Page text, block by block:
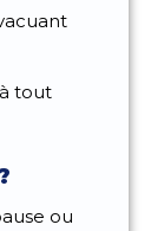
tout
ou